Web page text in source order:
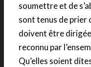
soumettre et de
sont tenus de prier
doivent être
reconnu par
Qu’elles soient